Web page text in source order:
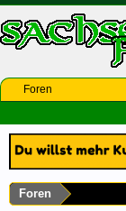
Foren
Foren